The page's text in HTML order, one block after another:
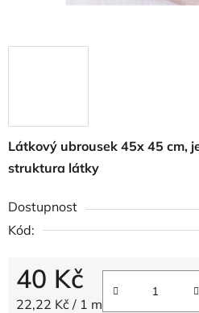
Látkový ubrousek 45x 45 cm,
struktura látky
Dostupnost
Kód:
40 Kč
Měrná cena:
22,22 Kč / 1 m